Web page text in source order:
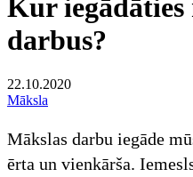
Kur iegādāties
darbus?
22.10.2020
Māksla
Mākslas darbu iegāde
ērta un vienkārša.